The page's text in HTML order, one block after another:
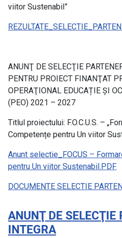
viitor Sustenabil”
ANUNŢ DE SELECŢIE
PENTRU PROIECT FINANŢAT
OPERAŢIONAL EDUCAȚIE ȘI
(PEO) 2021 – 2027
Titlul proiectului: F.O.C.U.S. –
Competențe pentru Un viitor
Anunt selectie_FOCUS –
pentru Un viitor Sustenabil.PDF
DOCUMENTE SELECTIE
ANUNŢ DE SELECŢIE
INTEGRA